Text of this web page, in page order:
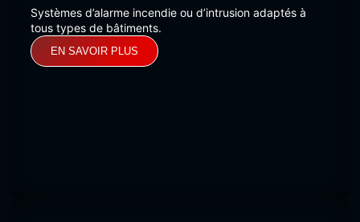
Systèmes d’alarme incendie ou d’intrusion adaptés à
tous types de bâtiments.
EN SAVOIR PLUS